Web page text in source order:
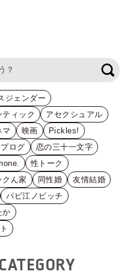
ジェンダー
ティック
アセクシュアル
マ 映画
Pickles!
ログ
恋の三十一文字
性トーク
クん家 同性婚
友情結婚
バビ江ノビッチ
か